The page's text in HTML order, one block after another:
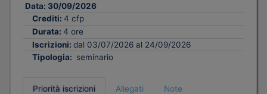
Data: 30/09/2026
Crediti: 4 cfp
Durata: 4 ore
Iscrizioni: dal 03/07/2026 al 24/09/2026
Tipologia: seminario
Priorità iscrizioni Allegati
Note